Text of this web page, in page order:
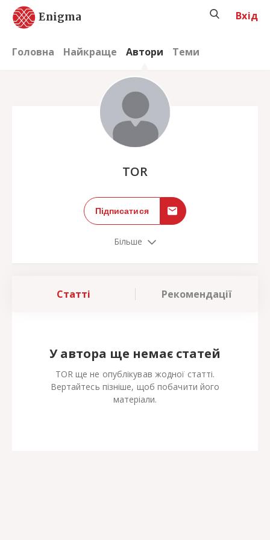
Enigma
Головна Найкраще Автори Теми
Вхід
TOR
Підписатися
Більше
Статті Рекомендації
У автора ще немає статей
TOR ще не опублікував жодної статті.
Вертайтесь пізніше, щоб побачити його
матеріали.